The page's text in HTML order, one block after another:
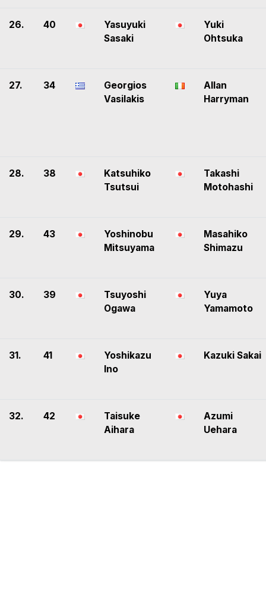
26. 40
Yasuyuki
Sasaki
Yuki
Ohtsuka
27. 34
Georgios
Vasilakis
Allan
Harryman
28. 38
Katsuhiko
Tsutsui
Takashi
Motohashi
29. 43
Yoshinobu
Mitsuyama
Masahiko
Shimazu
30. 39
Tsuyoshi
Ogawa
Yuya
Yamamoto
31. 41
Yoshikazu
Ino
Kazuki Sakai
32. 42
Taisuke
Aihara
Azumi
Uehara